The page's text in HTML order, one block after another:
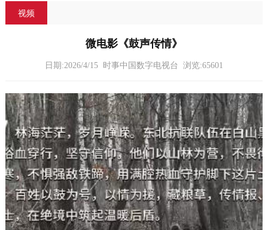
视频
微电影《鼓声传情》
日期:2026/4/15 时事中国数字电视台 浏览:65601